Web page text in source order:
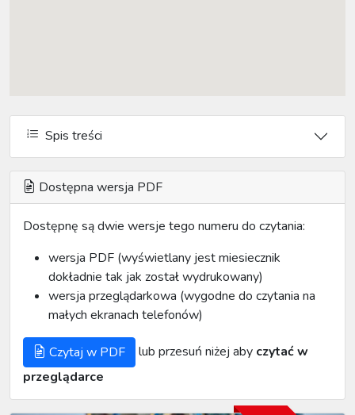
Spis treści
Dostępna wersja PDF
Dostępnę są dwie wersje tego numeru do czytania:
wersja PDF (wyświetlany jest miesiecznik
dokładnie tak jak został wydrukowany)
wersja przeglądarkowa (wygodne do czytania na
małych ekranach telefonów)
Czytaj w PDF lub przesuń niżej aby czytać w
przeglądarce